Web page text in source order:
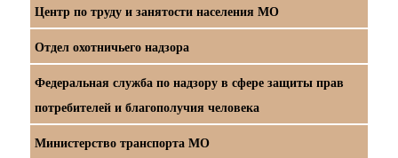
Центр по труду и занятости населения МО
Отдел охотничьего надзора
Федеральная служба по надзору в сфере защиты прав
потребителей и благополучия человека
Министерство транспорта МО